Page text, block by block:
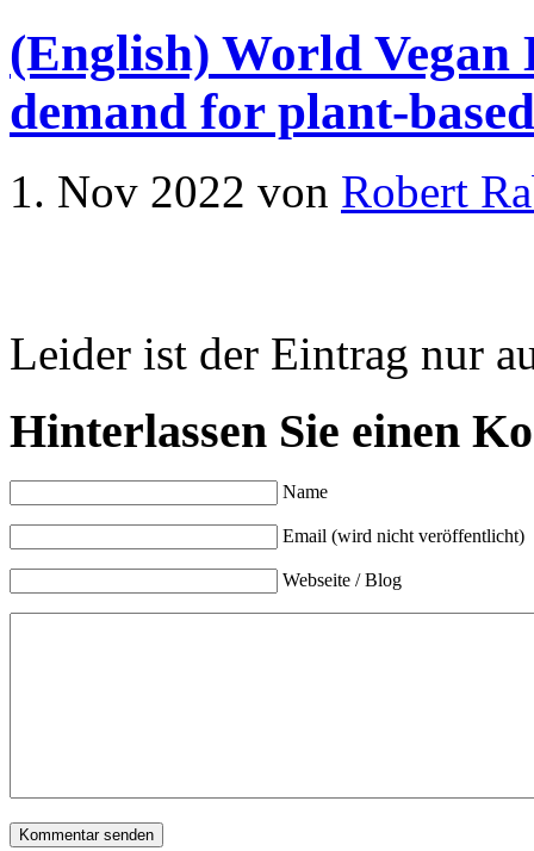
(English) World Vegan
demand for plant-
1. Nov 2022 von Robert
Leider ist der Eintrag nur
Hinterlassen Sie einen
Name
Email (wird nicht veröffentlicht)
Webseite / Blog